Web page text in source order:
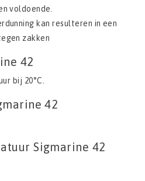
voldoende.
kan resulteren in een
zakken
42
bij 20°C.
42
Sigmarine 42